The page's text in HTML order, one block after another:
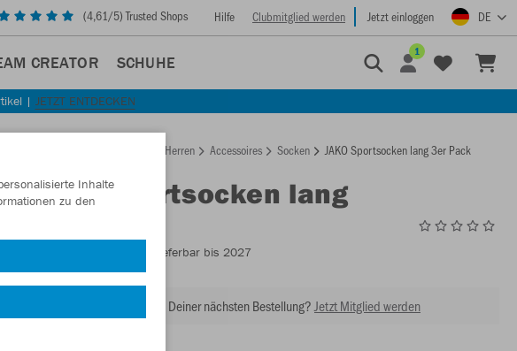
(4,61/5) Trusted Shops Hilfe Clubmitglied werden Jetzt einloggen DE
CREATOR SCHUHE
1
| JETZT ENTDECKEN
Herren Accessoires Socken JAKO Sportsocken lang 3er Pack
JAKOSportsocken lang
- Lieferbar bis 2027
Lust auf 30% Rabatt bei Deiner nächsten Bestellung? Jetzt Mitglied werden
Inhalte
zu den